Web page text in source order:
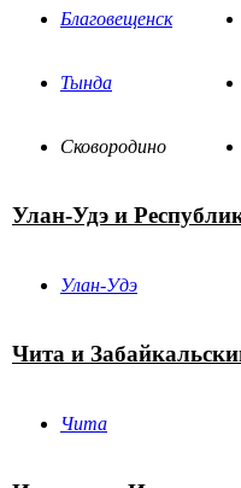
Благовещенск
Тында
Сковородино
Улан-Удэ и
Улан-Удэ
Чита и
Чита